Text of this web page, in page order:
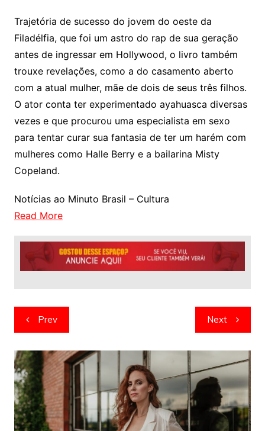
Trajetória de sucesso do jovem do oeste da
Filadélfia, que foi um astro do rap de sua geração
antes de ingressar em Hollywood, o livro também
trouxe revelações, como a do casamento aberto
com a atual mulher, mãe de dois de seus três filhos.
O ator conta ter experimentado ayahuasca diversas
vezes e que procurou uma especialista em sexo
para tentar curar sua fantasia de ter um harém com
mulheres como Halle Berry e a bailarina Misty
Copeland.
Notícias ao Minuto Brasil – Cultura
Read More
Navegação
de
artigos
Prev Next